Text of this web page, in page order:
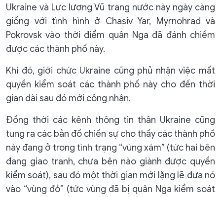
Ukraine và Lực lượng Vũ trang nước này ngày càng
giống với tình hình ở Chasiv Yar, Myrnohrad và
Pokrovsk vào thời điểm quân Nga đã đánh chiếm
được các thành phố này.
Khi đó, giới chức Ukraine cũng phủ nhận việc mất
quyền kiểm soát các thành phố này cho đến thời
gian dài sau đó mới công nhận.
Đồng thời các kênh thông tin thân Ukraine cũng
tung ra các bản đồ chiến sự cho thấy các thành phố
này đang ở trong tình trạng “vùng xám” (tức hai bên
đang giao tranh, chưa bên nào giành được quyền
kiểm soát), sau đó một thời gian mới lặng lẽ đưa nó
vào “vùng đỏ” (tức vùng đã bị quân Nga kiểm soát